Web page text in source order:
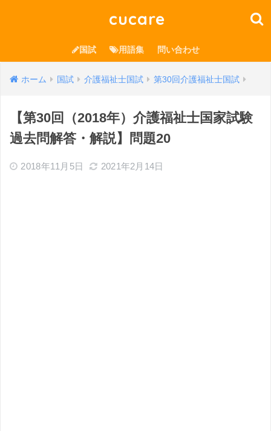
cucare
国試 用語集 問い合わせ
ホーム 国試 介護福祉士国試 第30回介護福祉士国試
【第30回（2018年）介護福祉士国家試験
過去問解答・解説】問題20
2018年11月5日 2021年2月14日